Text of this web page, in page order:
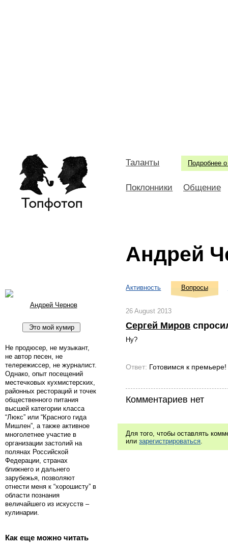
Подробнее о
Таланты
Поклонники Общение
Андрей
Андрей Чернов
Не продюсер, не музыкант,
не автор песен, не
телережиссер, не журналист.
Однако, опыт посещений
местечковых кухмистерских,
районных рестораций и точек
общественного питания
высшей категории класса
“Люкс” или “Красного гида
Мишлен”, а также активное
многолетнее участие в
организации застолий на
полянах Российской
Федерации, странах
ближнего и дальнего
зарубежья, позволяют
отнести меня к “хорошисту” в
области познания
величайшего из искусств –
кулинарии.
Как еще можно читать
Активность Вопросы
26 August 2013
Сергей Миров
Ну?
Ответ: Готовимся к премьере!
Комментариев нет
Для того, чтобы оставлять
илизарегистрироваться.